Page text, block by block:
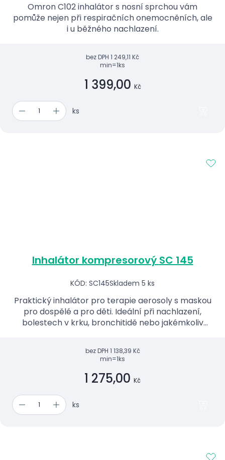
Omron C102 inhalátor s nosní sprchou vám
pomůže nejen při respiračních onemocněních, ale
i u běžného nachlazení.
bez DPH 1 249,11 Kč
min=1ks
1 399,00 Kč
ks
Inhalátor kompresorový SC 145
KÓD: SC145Skladem 5 ks
Praktický inhalátor pro terapie aerosoly s maskou
pro dospělé a pro děti. Ideální při nachlazení,
bolestech v krku, bronchitidě nebo jakémkoliv
bez DPH 1 138,39 Kč
min=1ks
1 275,00 Kč
ks